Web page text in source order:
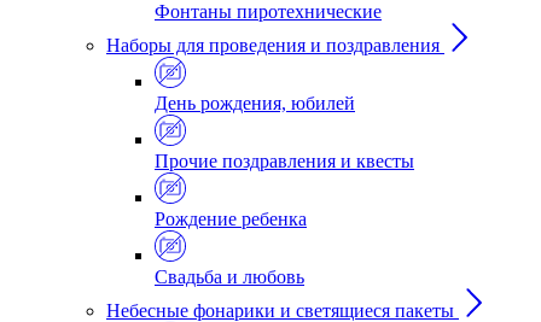
Фонтаны пиротехнические
Наборы для проведения и поздравления
День рождения, юбилей
Прочие поздравления и квесты
Рождение ребенка
Свадьба и любовь
Небесные фонарики и светящиеся пакеты